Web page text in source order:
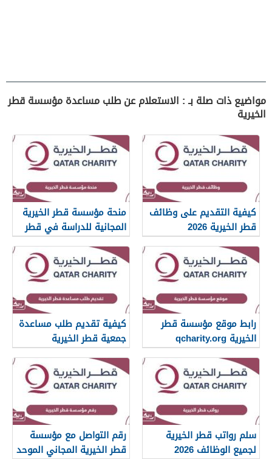
مواضيع ذات صلة بـ : الاستعلام عن طلب مساعدة مؤسسة قطر
الخيرية
كيفية التقديم على وظائف
قطر الخيرية 2026
منحة مؤسسة قطر الخيرية
المجانية للدراسة في قطر
2026
رابط موقع مؤسسة قطر
الخيرية qcharity.org
كيفية تقديم طلب مساعدة
جمعية قطر الخيرية
سلم رواتب قطر الخيرية
لجميع الوظائف 2026
رقم التواصل مع مؤسسة
قطر الخيرية المجاني الموحد